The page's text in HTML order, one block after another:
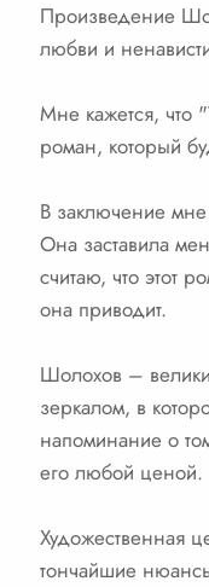
Произведение
любви и
Мне кажется, что
роман, который
В заключение мне
Она заставила
считаю, что этот
она приводит.
Шолохов –
зеркалом, в
напоминание о
его любой ценой.
Художественная
тончайшие